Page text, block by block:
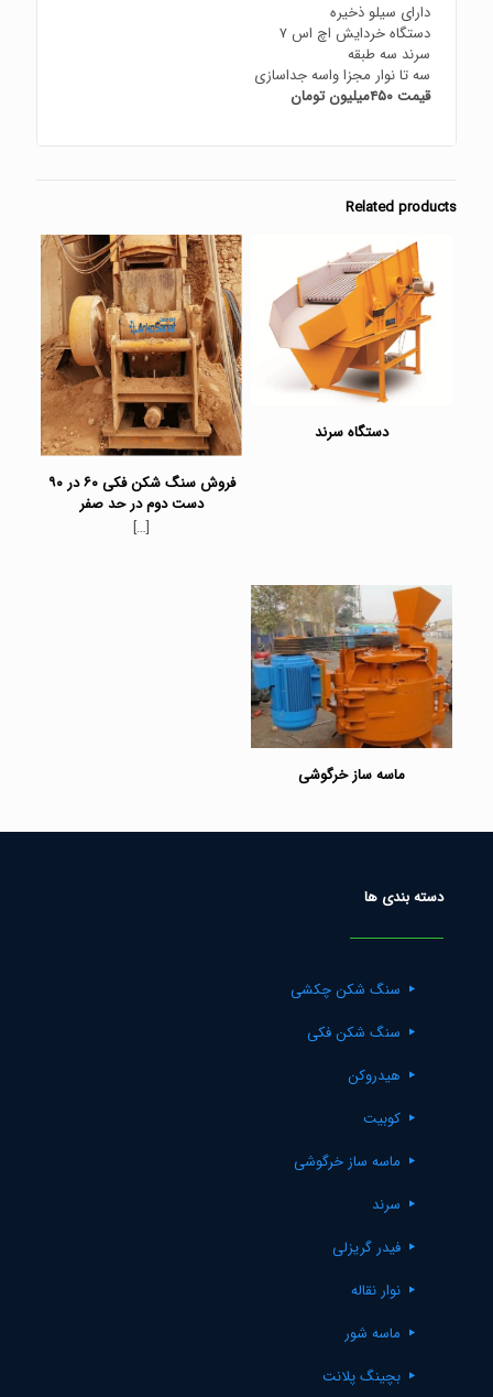
دارای سیلو ذخیره
دستگاه خردایش اچ اس ۷
سرند سه طبقه
سه تا نوار مجزا واسه جداسازی
قیمت ۴۵۰میلیون تومان
Related products
دستگاه سرند
فروش سنگ شکن فکی ۶۰ در ۹۰
دست دوم در حد صفر
[…]
ماسه ساز خرگوشی
دسته بندی ها
سنگ شکن چکشی
سنگ شکن فکی
هیدروکن
کوبیت
ماسه ساز خرگوشی
سرند
فیدر گریزلی
نوار نقاله
ماسه شور
بچینگ پلانت